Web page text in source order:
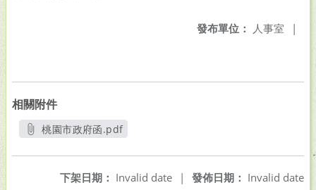
發布單位： 人事室 |
相關附件
桃園市政府函.pdf
發佈日期： Invalid date
下架日期： Invalid date
|